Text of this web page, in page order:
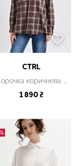
CTRL
Сорочка коричнева в клітинку з накладними кишенями
1 890 ₴